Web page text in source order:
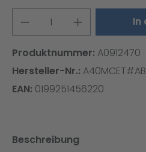
Produkt Anzahl: In
Produktnummer: A0912470
Hersteller-Nr.:
EAN: 0199251456220
Beschreibung